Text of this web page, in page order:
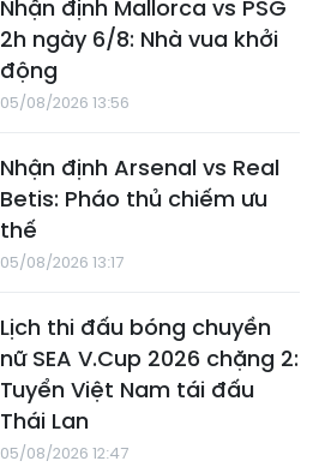
Nhận định Mallorca vs PSG
2h ngày 6/8: Nhà vua khởi
động
05/08/2026 13:56
Nhận định Arsenal vs Real
Betis: Pháo thủ chiếm ưu
thế
05/08/2026 13:17
Lịch thi đấu bóng chuyền
nữ SEA V.Cup 2026 chặng 2:
Tuyển Việt Nam tái đấu
Thái Lan
05/08/2026 12:47